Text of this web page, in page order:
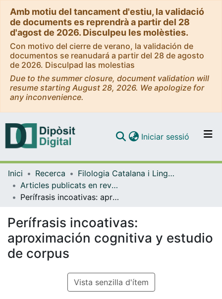
Amb motiu del tancament d'estiu, la validació
de documents es reprendrà a partir del 28
d'agost de 2026. Disculpeu les molèsties.
Con motivo del cierre de verano, la validación de
documentos se reanudará a partir del 28 de agosto
de 2026. Disculpad las molestias
Due to the summer closure, document validation will
resume starting August 28, 2026. We apologize for
any inconvenience.
Navega per tot el DD
Iniciar sessió (current)
Inici Recerca
Filologia Catalana i Lingüística General
Articles publicats en revistes (Filologia Catalana i Lingüística General)
Perífrasis incoativas: aproximación cognitiva y estudio de corpus
Perífrasis incoativas:
aproximación cognitiva y estudio
de corpus
Vista senzilla d'ítem